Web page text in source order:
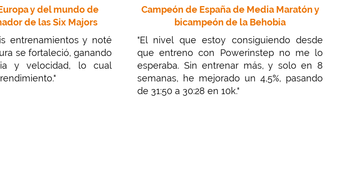
y del mundo de
de las Six Majors
entrenamientos y noté
se fortaleció, ganando
y velocidad, lo cual
Campeón de España de Media Maratón y
bicampeón de la Behobia
"El nivel que estoy consiguiendo desde
que entreno con Powerinstep no me lo
esperaba. Sin entrenar más, y solo en 8
semanas, he mejorado un 4,5%, pasando
de 31:50 a 30:28 en 10k."